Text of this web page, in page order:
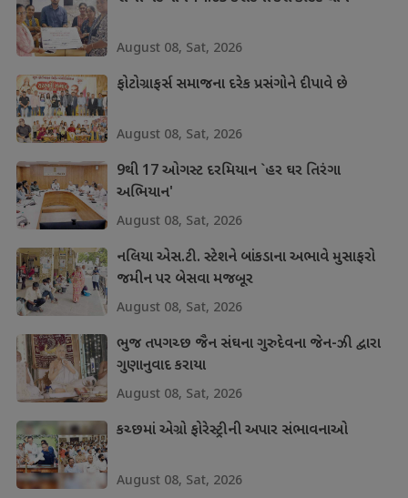
August 08, Sat, 2026
ફોટોગ્રાફર્સ સમાજના દરેક પ્રસંગોને દીપાવે છે
August 08, Sat, 2026
9થી 17 ઓગસ્ટ દરમિયાન `હર ઘર તિરંગા
અભિયાન'
August 08, Sat, 2026
નલિયા એસ.ટી. સ્ટેશને બાંકડાના અભાવે મુસાફરો
જમીન પર બેસવા મજબૂર
August 08, Sat, 2026
ભુજ તપગચ્છ જૈન સંઘના ગુરુદેવના જેન-ઝી દ્વારા
ગુણાનુવાદ કરાયા
August 08, Sat, 2026
કચ્છમાં એગ્રો ફોરેસ્ટ્રીની અપાર સંભાવનાઓ
August 08, Sat, 2026